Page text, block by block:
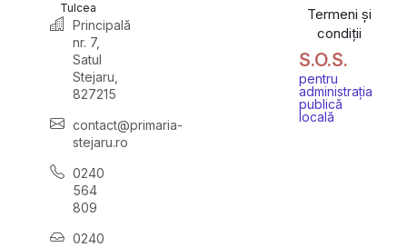
Tulcea
Principală
nr. 7,
Satul
Stejaru,
827215
contact@primaria-
stejaru.ro
0240
564
809
0240
Termeni și
condiții
S.O.S.
pentru
administrația
publică
locală